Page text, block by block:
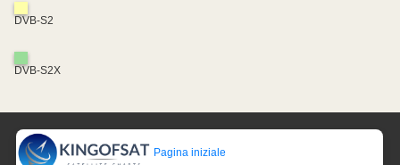
DVB-S2
DVB-S2X
Pagina iniziale